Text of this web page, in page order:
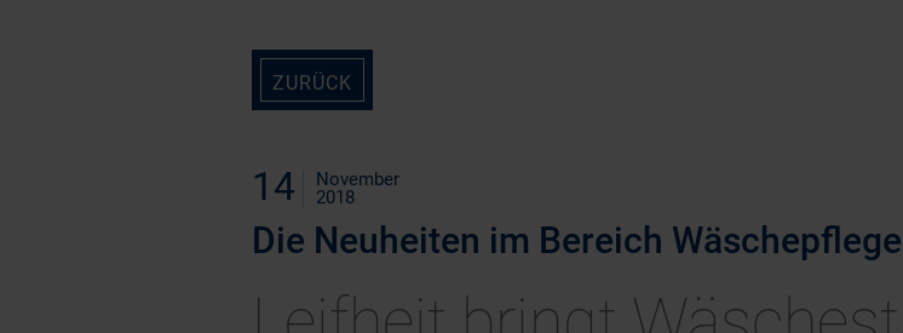
ZURÜCK
14
November
2018
Die Neuheiten im Bereich Wäschepflege